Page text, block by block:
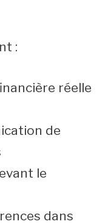
:
réelle
de
le
dans